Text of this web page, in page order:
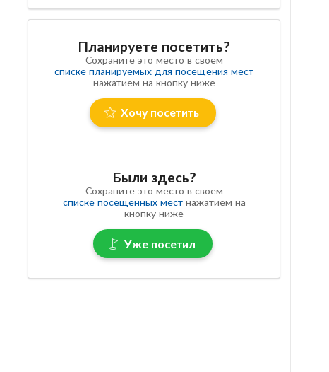
Планируете посетить?
Сохраните это место в своем
списке планируемых для посещения мест
нажатием на кнопку ниже
Хочу посетить
Были здесь?
Сохраните это место в своем
списке посещенных местнажатием на
кнопку ниже
Уже посетил